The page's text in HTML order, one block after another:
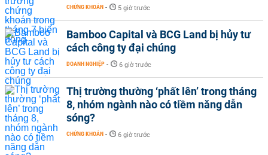
CHỨNG KHOÁN - 5 giờ trước
Bamboo Capital và BCG Land bị hủy tư
cách công ty đại chúng
DOANH NGHIỆP - 6 giờ trước
Thị trường thường ‘phất lên’ trong tháng
8, nhóm ngành nào có tiềm năng dẫn
sóng?
CHỨNG KHOÁN - 6 giờ trước